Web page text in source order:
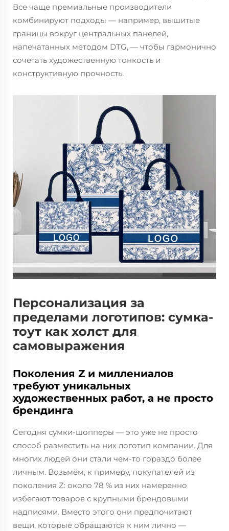
Все чаще премиальные производители
комбинируют подходы — например, вышитые
границы вокруг центральных панелей,
напечатанных методом DTG, — чтобы гармонично
сочетать художественную тонкость и
конструктивную прочность.
Персонализация за
пределами логотипов: сумка-
тоут как холст для
самовыражения
Поколения Z и миллениалов
требуют уникальных
художественных работ, а не просто
брендинга
Сегодня сумки-шопперы — это уже не просто
способ разместить на них логотип компании. Для
многих людей они стали чем-то гораздо более
личным. Возьмём, к примеру, покупателей из
поколения Z: около 78 % из них намеренно
избегают товаров с крупными брендовыми
надписями. Вместо этого они предпочитают
вещи, которые обращаются к ним лично —